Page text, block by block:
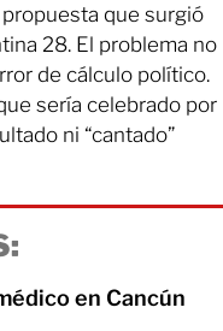
que surgió
28. El problema no
de cálculo político.
sería celebrado por
ni “cantado”
en Cancún